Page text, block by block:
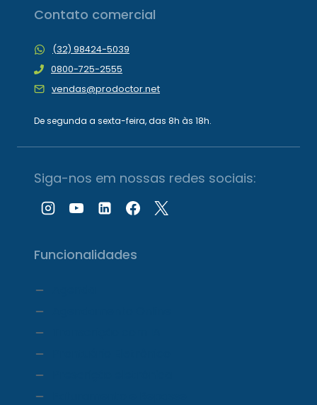
Contato comercial
(32) 98424-5039
0800-725-2555
vendas@prodoctor.net
De segunda a sexta-feira, das 8h às 18h.
Siga-nos em nossas redes sociais:
Funcionalidades